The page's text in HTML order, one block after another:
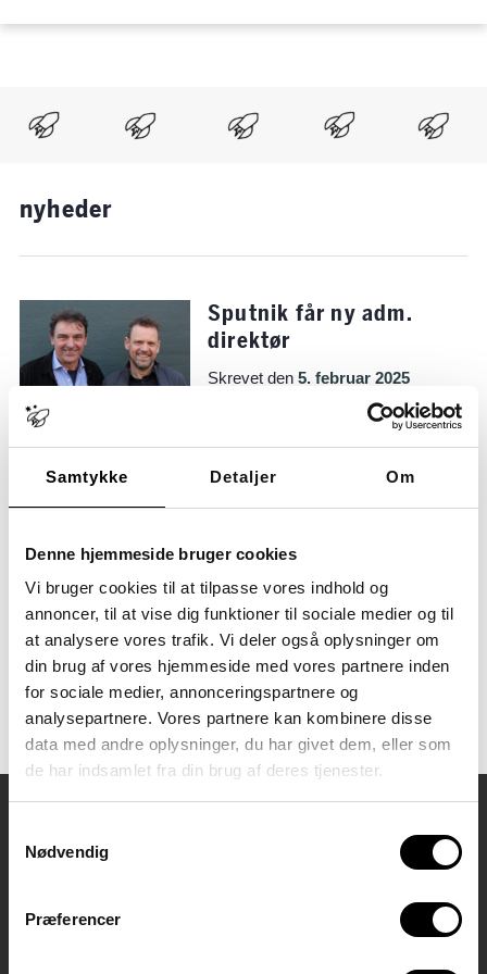
Samtykke Detaljer Om
Denne hjemmeside bruger cookies
Vi bruger cookies til at tilpasse vores indhold og
annoncer, til at vise dig funktioner til sociale medier og til
at analysere vores trafik. Vi deler også oplysninger om
din brug af vores hjemmeside med vores partnere inden
for sociale medier, annonceringspartnere og
analysepartnere. Vores partnere kan kombinere disse
data med andre oplysninger, du har givet dem, eller som
de har indsamlet fra din brug af deres tjenester.
Nødvendig
Præferencer
nyheder
Sputnik får ny adm.
direktør
Skrevet den5. februar 2025
Allan Laursen grundlagde i 1999
dagbehandlingsskolen Sputnik.
I dag har organisationen knap
300 medarbejdere og 12
afdelinger, der rummer både
dagbehandling, stu-uddannelse,
”Med 40 år i branchen og snart
skal jeg til at tænke på, hvordan
jeg selv og Sputnik kommer
bedst videre. Jeg har haft […]
Sputnik
Stu Hvidovre